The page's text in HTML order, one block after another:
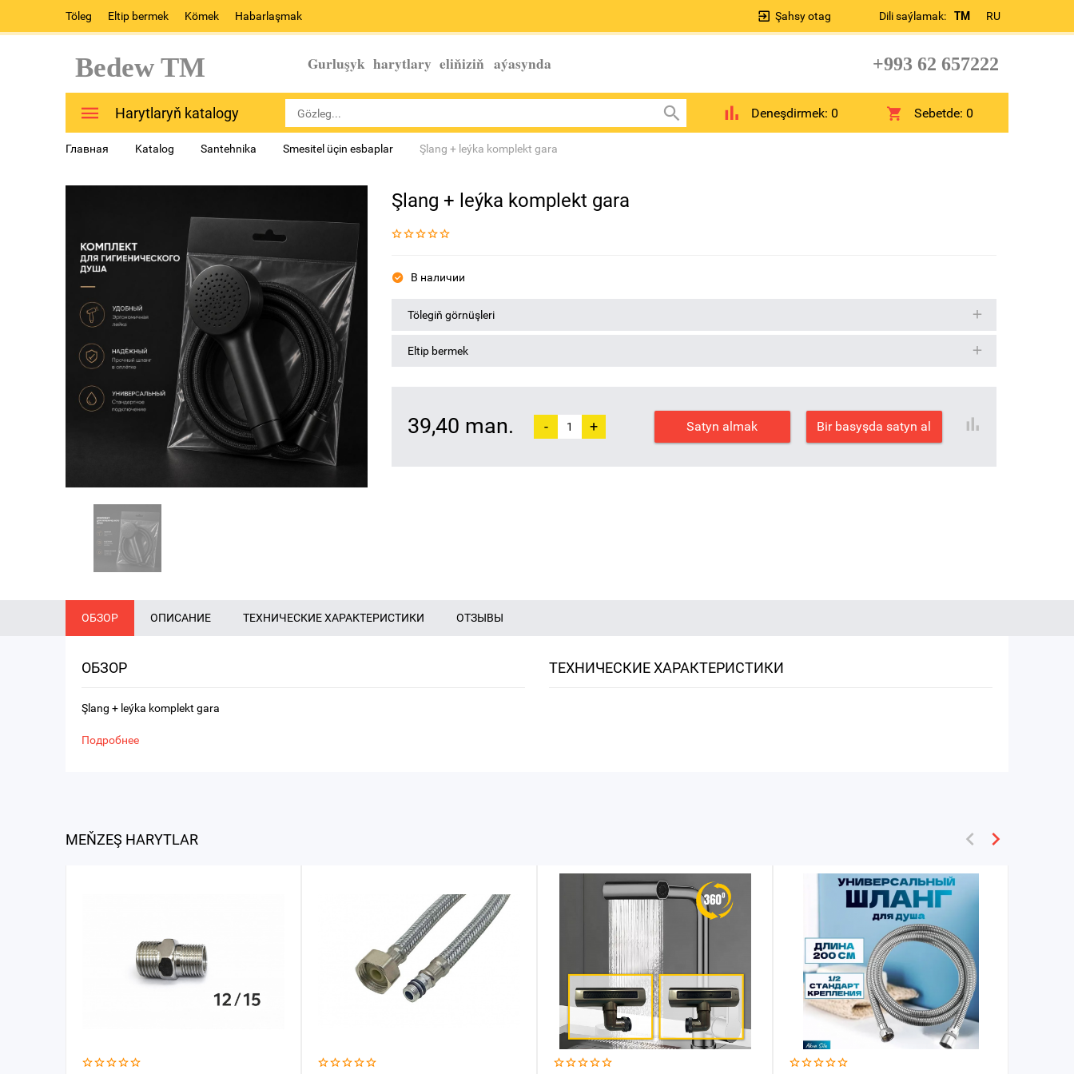
Töleg Eltip bermek Kömek Habarlaşmak Dili saýlamak: TM RU
Şahsy otag
Bedew TM Gurluşyk harytlary eliňiziň aýasynda +993 62 657222
Harytlaryň katalogy Deneşdirmek: 0 Sebetde:0
Главная Katalog Santehnika Smesitel üçin esbaplar Şlang + leýka komplekt gara
Şlang + leýka komplekt gara
В наличии
Tölegiň görnüşleri
Eltip bermek
39,40 man. - + Satyn almak Bir basyşda satyn al
ОБЗОР ОПИСАНИЕ ТЕХНИЧЕСКИЕ ХАРАКТЕРИСТИКИ ОТЗЫВЫ
ОБЗОР
Şlang + leýka komplekt gara
Подробнее
ТЕХНИЧЕСКИЕ ХАРАКТЕРИСТИКИ
MEŇZEŞ HARYTLAR